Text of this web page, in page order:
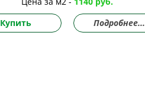
Купить
Подробнее...